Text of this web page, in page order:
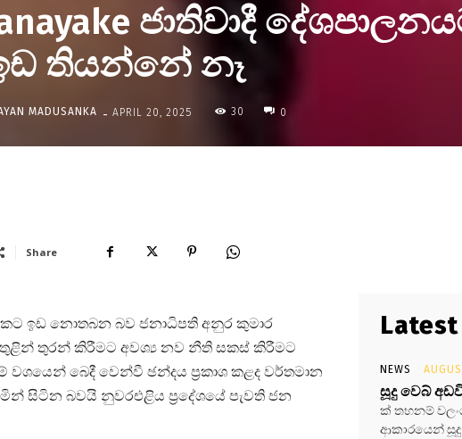
ජාතිවාදී
තියන්නේ නෑ
MADUSANKA - APRIL 20, 2025 30 0
Share
ඉඩ නොතබන බව ජනාධිපති අනුර කුමාර
තුළින් තුරන් කිරීමට අවශ්‍ය නව නීති සකස් කිරීමට
බෙදී වෙන්වී ඡන්දය ප්‍රකාශ කළද වර්තමාන
සිටින බවයි නුවරඑළිය ප්‍රදේශයේ පැවති ජන
NEWS
සූදු වෙබ්
ක් තහනම්
ආකාරයෙන්